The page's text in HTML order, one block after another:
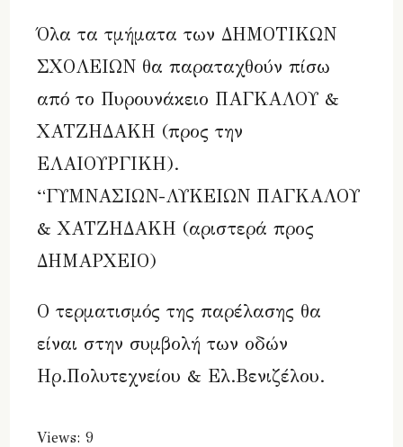
Όλα τα τμήματα των ΔΗΜΟΤΙΚΩΝ
ΣΧΟΛΕΙΩΝ θα παραταχθούν πίσω
από το Πυρουνάκειο ΠΑΓΚΑΛΟΥ &
ΧΑΤΖΗΔΑΚΗ (προς την
ΕΛΑΙΟΥΡΓΙΚΗ).
“ΓΥΜΝΑΣΙΩΝ-ΛΥΚΕΙΩΝ ΠΑΓΚΑΛΟΥ
& ΧΑΤΖΗΔΑΚΗ (αριστερά προς
ΔΗΜΑΡΧΕΙΟ)
Ο τερματισμός της παρέλασης θα
είναι στην συμβολή των οδών
Ηρ.Πολυτεχνείου & Ελ.Βενιζέλου.
Views: 9